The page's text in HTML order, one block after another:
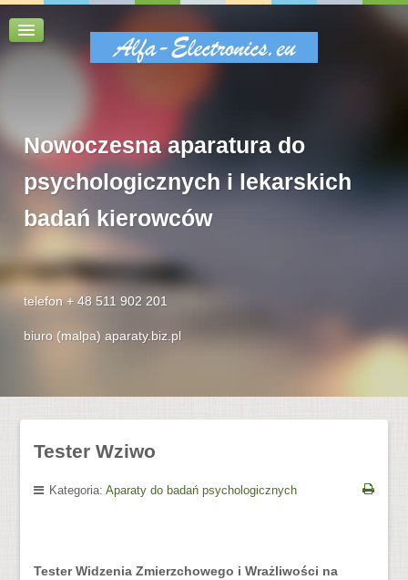
Nowoczesna aparatura do
psychologicznych i lekarskich
badań kierowców
telefon + 48 511 902 201
biuro (malpa) aparaty.biz.pl
Tester Wziwo
Kategoria: Aparaty do badań psychologicznych
Tester Widzenia Zmierzchowego i Wrażliwości na